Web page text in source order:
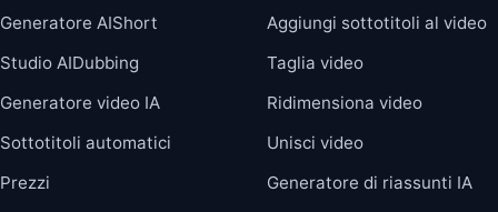
Generatore AIShort
Studio AIDubbing
Generatore video IA
Sottotitoli automatici
Prezzi
Aggiungi sottotitoli al video
Taglia video
Ridimensiona video
Unisci video
Generatore di riassunti IA